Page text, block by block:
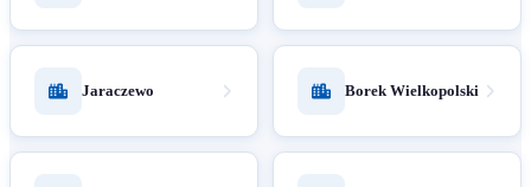
Jaraczewo Borek Wielkopolski